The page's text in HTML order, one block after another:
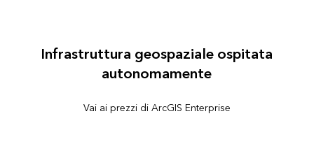
Infrastruttura geospaziale ospitata
autonomamente
Vai ai prezzi di ArcGIS Enterprise